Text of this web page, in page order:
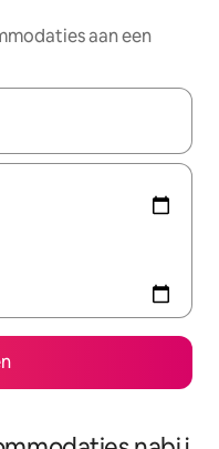
aan een
zijn, maak je een keuze